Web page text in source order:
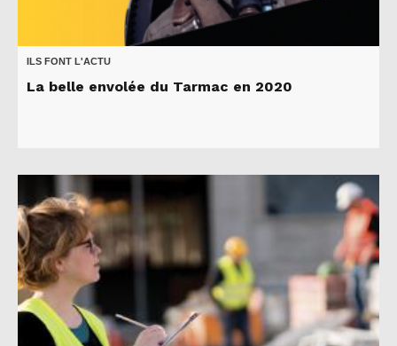
ILS FONT L'ACTU
La belle envolée du Tarmac en 2020